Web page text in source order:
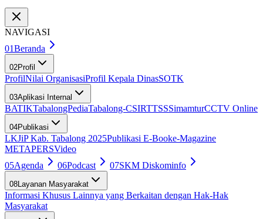
NAVIGASI
01Beranda
02Profil
ProfilNilai OrganisasiProfil Kepala DinasSOTK
03Aplikasi Internal
BATIKTabalongPediaTabalong-CSIRTTSSSimamturCCTV Online
04Publikasi
LKJiP Kab. Tabalong 2025Publikasi E-Booke-Magazine
METAPERSVideo
05Agenda 06Podcast 07SKM Diskominfo
08Layanan Masyarakat
Informasi Khusus Lainnya yang Berkaitan dengan Hak-Hak
Masyarakat